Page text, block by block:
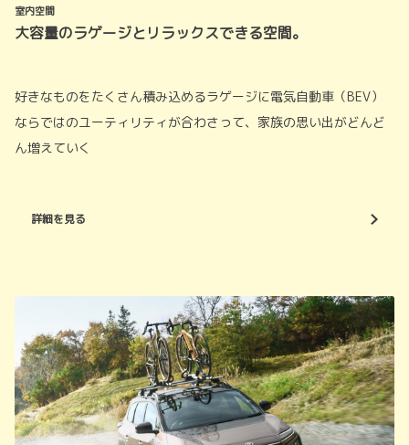
室内空間
大容量のラゲージとリラックスできる空間。
好きなものをたくさん積み込めるラゲージに電気自動車（BEV）
ならではのユーティリティが合わさって、家族の思い出がどんど
ん増えていく
詳細を見る